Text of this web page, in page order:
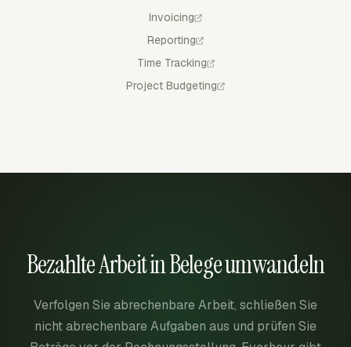
Invoicing
Reporting
Time Tracking
Project Budgeting
Bezahlte Arbeit in Belege umwandeln
Verfolgen Sie abrechenbare Arbeit, schließen Sie
nicht abrechenbare Aufgaben aus und prüfen Sie